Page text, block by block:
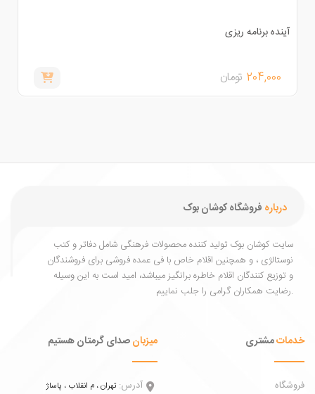
برنامه ریزی
204,000تومان
فروشگاه کوشان بوک
کوشان بوک تولید کننده محصولات فرهنگی شامل دفاتر و کتب
، و همچنین اقلام خاص با فی عمده فروشی برای فروشندگان
کنندگان اقلام خاطره برانگیز میباشد، امید است به این وسیله
مشتری صدای گرمتان هستیم
آدرس:تهران ، م انقلاب ، پاساژ